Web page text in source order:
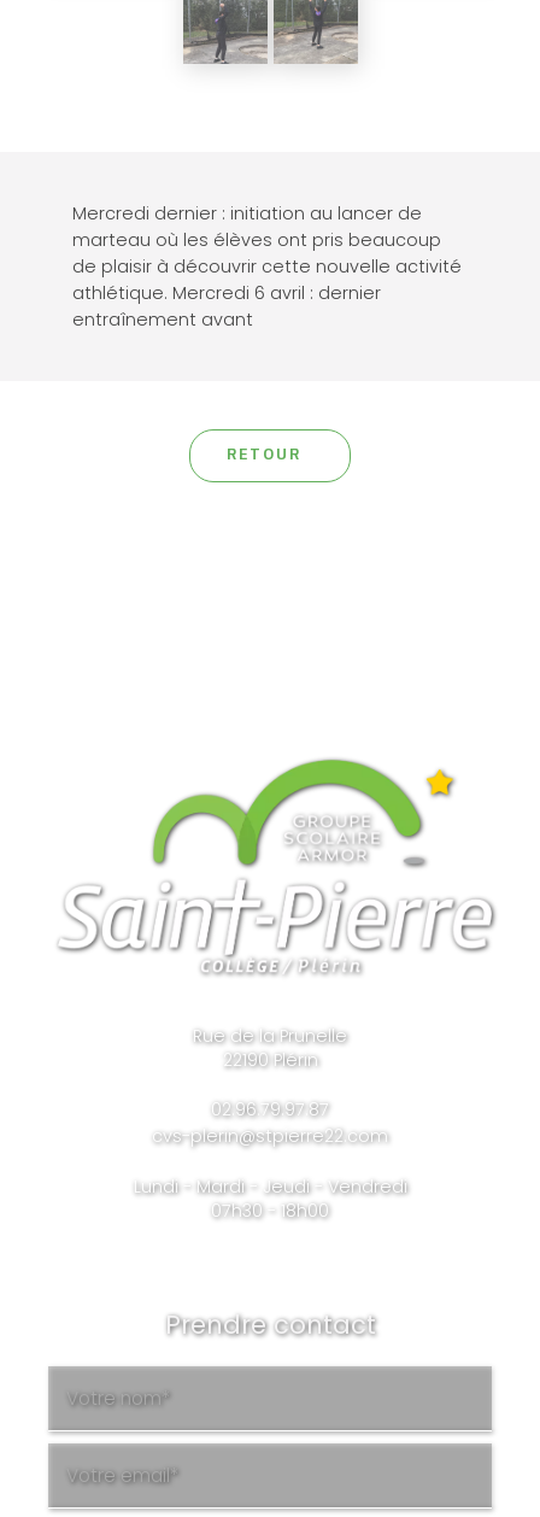
Mercredi dernier : initiation au lancer de
marteau où les élèves ont pris beaucoup
de plaisir à découvrir cette nouvelle activité
athlétique. Mercredi 6 avril : dernier
entraînement avant
RETOUR
Rue de la Prunelle
22190 Plérin
02.96.79.97.87
cvs-plerin@stpierre22.com
Lundi - Mardi - Jeudi - Vendredi
07h30 - 18h00
Prendre contact